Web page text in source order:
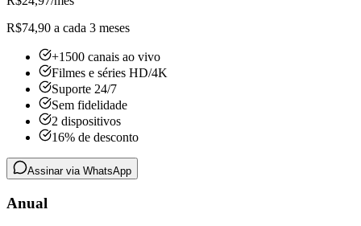
R$74,90 a cada 3 meses
+1500 canais ao vivo
Filmes e séries HD/4K
Suporte 24/7
Sem fidelidade
2 dispositivos
16% de desconto
Assinar via WhatsApp
Anual